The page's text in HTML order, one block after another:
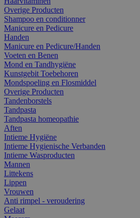
Overige Producten
Shampoo en conditionner
Manicure en Pedicure
Handen
Manicure en Pedicure/Handen
Voeten en Benen
Mond en Tandhygiëne
Kunstgebit Toebehoren
Mondspoeling en Flosmiddel
Overige Producten
Tandenborstels
Tandpasta
Tandpasta homeopathie
Aften
Intieme Hygiëne
Intieme Hygienische Verbanden
Intieme Wasproducten
Mannen
Littekens
Lippen
Vrouwen
Anti rimpel - veroudering
Gelaat